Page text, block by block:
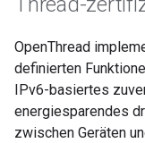
OpenThread
definierten
IPv6-basiertes
energiesparendes
zwischen Geräten